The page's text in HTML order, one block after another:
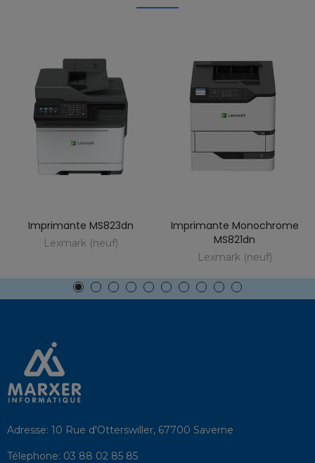
Imprimante MS823dn
Lexmark (neuf)
Imprimante Monochrome
MS821dn
Lexmark (neuf)
Adresse: 10 Rue d'Otterswiller, 67700 Saverne
Télephone: 03 88 02 85 85